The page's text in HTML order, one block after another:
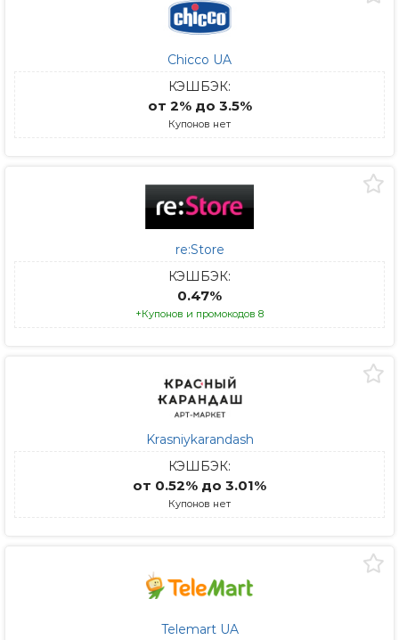
Chicco UA
КЭШБЭК:
от 2% до 3.5%
Купонов нет
re:Store
КЭШБЭК:
0.47%
+Купонов и промокодов 8
Krasniykarandash
КЭШБЭК:
от 0.52% до 3.01%
Купонов нет
Telemart UA